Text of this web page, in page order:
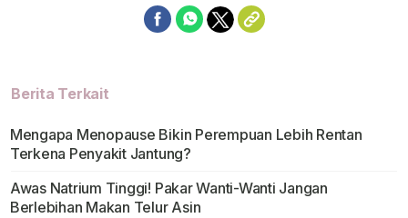
Berita Terkait
Mengapa Menopause Bikin Perempuan Lebih Rentan
Terkena Penyakit Jantung?
Awas Natrium Tinggi! Pakar Wanti-Wanti Jangan
Berlebihan Makan Telur Asin